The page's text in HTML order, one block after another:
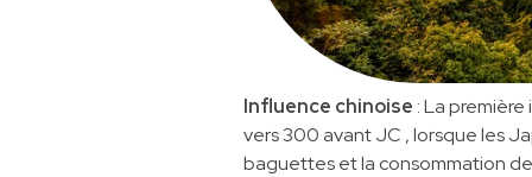
Influence chinoise : La
vers 300 avant JC , lorsque les
baguettes et la consommation